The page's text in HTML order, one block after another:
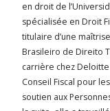
en droit de
spécialisée en Droit
titulaire d’une
Brasileiro de Direito
carrière chez
Conseil Fiscal pour
soutien aux